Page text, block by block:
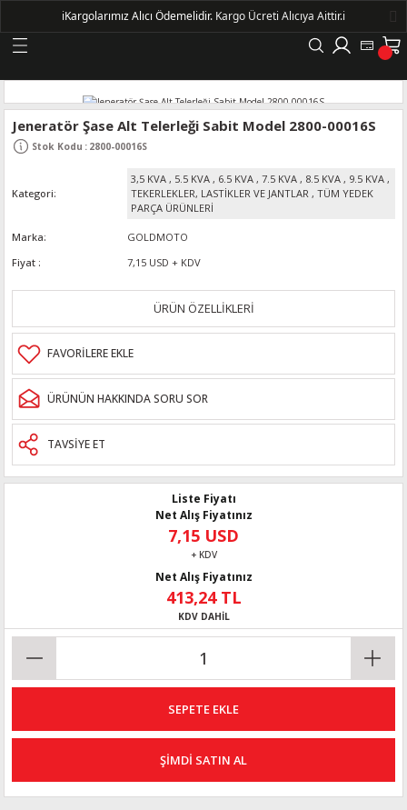
Geri Dön
Jeneratör Şase Alt Telerleği Sabit Model 2800-00016S
Stok Kodu : 2800-00016S
Kategori
3,5 KVA , 5.5 KVA , 6.5 KVA , 7.5 KVA , 8.5 KVA , 9.5 KVA ,
TEKERLEKLER, LASTİKLER VE JANTLAR , TÜM YEDEK
PARÇA ÜRÜNLERİ
Marka
GOLDMOTO
Fiyat
7,15 USD + KDV
ÜRÜN ÖZELLİKLERİ
ÜRÜNÜN HAKKINDA SORU SOR
TAVSİYE ET
Liste Fiyatı
Net Alış Fiyatınız
7,15 USD
+ KDV
Net Alış Fiyatınız
413,24 TL
KDV DAHİL
SEPETE EKLE
ŞİMDİ SATIN AL
ℹ️Kargolarımız Alıcı Ödemelidir. Kargo Ücreti Alıcıya Aittir.ℹ️